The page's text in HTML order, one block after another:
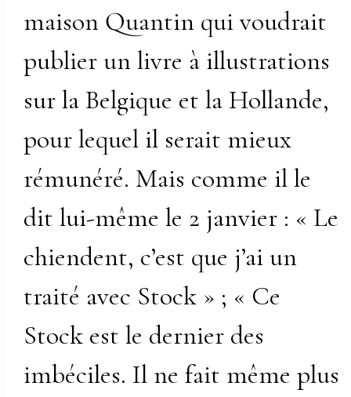
maison Quantin qui voudrait
publier un livre à illustrations
sur la Belgique et la Hollande,
pour lequel il serait mieux
rémunéré. Mais comme il le
dit lui-même le 2 janvier : « Le
chiendent, c’est que j’ai un
traité avec Stock » ; « Ce
Stock est le dernier des
imbéciles. Il ne fait même plus